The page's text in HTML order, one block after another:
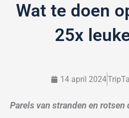
Wat te doen
25x
14 april 2024
Parels van stranden en rotsen